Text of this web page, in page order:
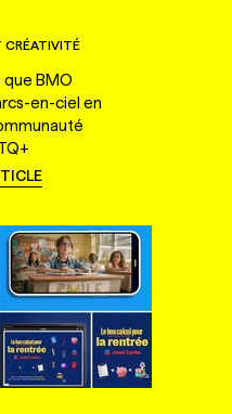
CRÉATIVITÉ
que BMO
en-ciel en